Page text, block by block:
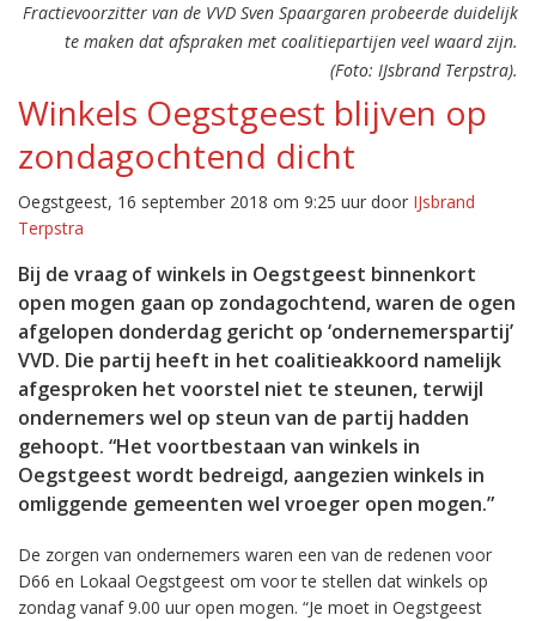
Fractievoorzitter van de VVD Sven Spaargaren probeerde duidelijk
te maken dat afspraken met coalitiepartijen veel waard zijn.
(Foto: IJsbrand Terpstra).
Winkels Oegstgeest blijven op
zondagochtend dicht
Oegstgeest, 16 september 2018 om 9:25 uur door IJsbrand
Terpstra
Bij de vraag of winkels in Oegstgeest binnenkort
open mogen gaan op zondagochtend, waren de ogen
afgelopen donderdag gericht op ‘ondernemerspartij’
VVD. Die partij heeft in het coalitieakkoord namelijk
afgesproken het voorstel niet te steunen, terwijl
ondernemers wel op steun van de partij hadden
gehoopt. “Het voortbestaan van winkels in
Oegstgeest wordt bedreigd, aangezien winkels in
omliggende gemeenten wel vroeger open mogen.”
De zorgen van ondernemers waren een van de redenen voor
D66 en Lokaal Oegstgeest om voor te stellen dat winkels op
zondag vanaf 9.00 uur open mogen. “Je moet in Oegstgeest